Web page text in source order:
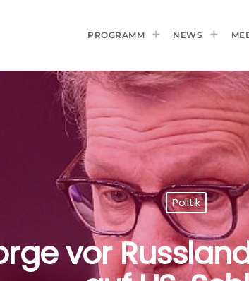
PROGRAMM NEWS
Politik
vor